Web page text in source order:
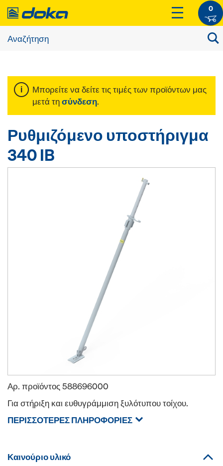
0
Μπορείτε να δείτε τις τιμές των προϊόντων μας
μετά τησύνδεση.
Ρυθμιζόμενο υποστήριγμα
340 IB
Αρ. προϊόντος588696000
Για στήριξη και ευθυγράμμιση ξυλότυπου τοίχου.
ΠΕΡΙΣΣΌΤΕΡΕΣ ΠΛΗΡΟΦΟΡΊΕΣ
Καινούριο υλικό